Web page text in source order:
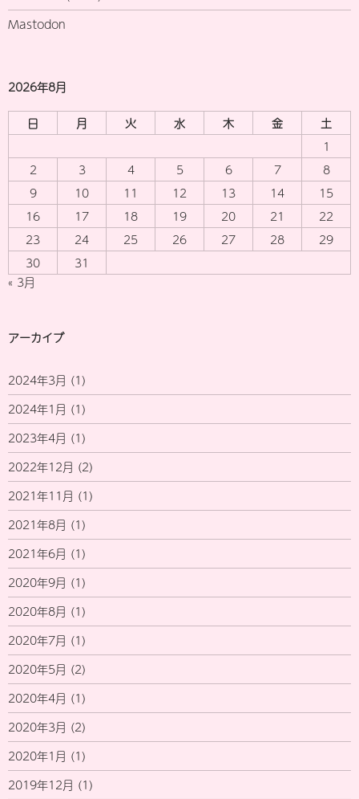
Mastodon
2026年8月
日 月 火 水 木 金
土
1
2
3 4 5 6 7
8
9
10 11 12 13 14
15
16
17 18 19 20 21
22
23
24 25 26 27 28
29
30
31
« 3月
アーカイブ
2024年3月 (1)
2024年1月 (1)
2023年4月 (1)
2022年12月 (2)
2021年11月 (1)
2021年8月 (1)
2021年6月 (1)
2020年9月 (1)
2020年8月 (1)
2020年7月 (1)
2020年5月 (2)
2020年4月 (1)
2020年3月 (2)
2020年1月 (1)
2019年12月 (1)